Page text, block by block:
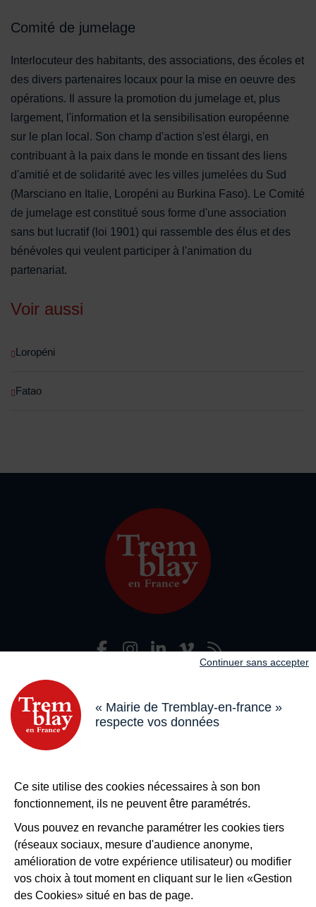
« Mairie de Tremblay-en-france »
respecte vos données
Ce site utilise des cookies nécessaires à son bon
fonctionnement, ils ne peuvent être paramétrés.
Vous pouvez en revanche paramétrer les cookies tiers
(réseaux sociaux, mesure d'audience anonyme,
amélioration de votre expérience utilisateur) ou modifier
vos choix à tout moment en cliquant sur le lien «Gestion
des Cookies» situé en bas de page.
Continuer sans accepter
Comité de jumelage
Interlocuteur des habitants, des associations, des écoles et
des divers partenaires locaux pour la mise en oeuvre des
opérations. Il assure la promotion du jumelage et, plus
largement, l'information et la sensibilisation européenne
sur le plan local. Son champ d'action s'est élargi, en
contribuant à la paix dans le monde en tissant des liens
d'amitié et de solidarité avec les villes jumelées du Sud
(Marsciano en Italie, Loropéni au Burkina Faso). Le Comité
de jumelage est constitué sous forme d'une association
sans but lucratif (loi 1901) qui rassemble des élus et des
bénévoles qui veulent participer à l'animation du
partenariat.
Voir aussi
Loropéni
Fatao
Nous suivre
Facebook
InstagramLinkedIn
Adresse dans le pied de page
18 boulevard de l’Hôtel de Ville, 93290 Tremblay-en-France
Horaires
Du lundi au vendredi de 8h30 à 12h et de 13h à 17h
Le samedi de 8h30 à 12h
Bouton contacterNous contacter
Plus deTremblay !
S’inscrire à la newsletter
Nos autres sites